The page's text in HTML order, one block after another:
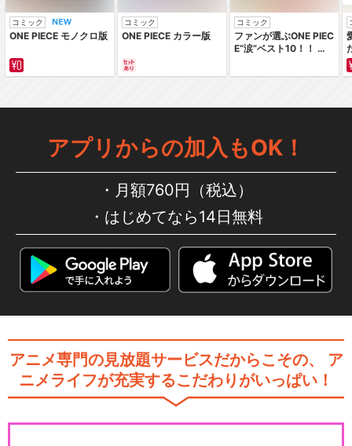
コミック
ONE PIECE モノクロ版
コミック
ONE PIECE カラー版
コミック
ファンが選ぶONE PIEC
E“涙”ベスト10！！ ～
編～ カラー版
アプリからの加入もOK！
月額760円（税込）
はじめてなら14日無料
アニメ専門の見放題サービスだからこその、
ア
ニメライフが充実するこだわりがいっぱい！